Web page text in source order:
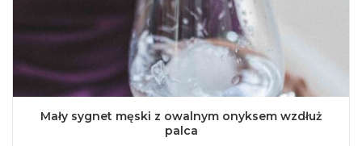
Mały sygnet męski z owalnym onyksem wzdłuż
palca